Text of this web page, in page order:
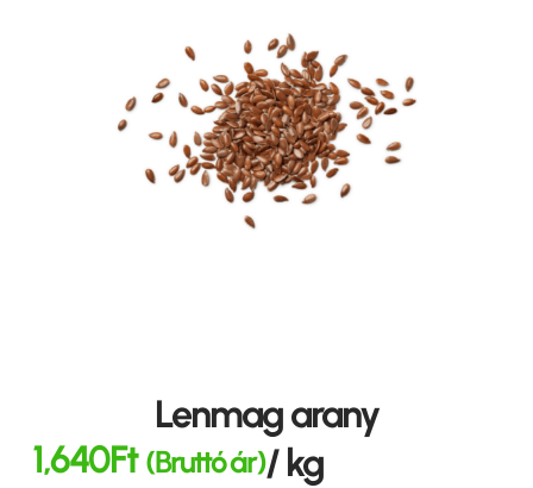
Lenmag arany
1,640Ft (Bruttó ár)/ kg